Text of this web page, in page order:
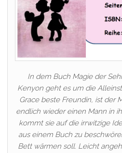
In dem Buch Magie der
Kenyon geht es um die
Grace beste Freundin, ist der
endlich wieder einen Mann in
kommt sie auf die irrwitzige
aus einem Buch zu
Bett wärmen soll. Leicht